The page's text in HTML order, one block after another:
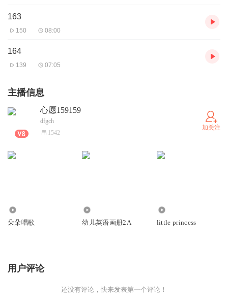
163
150 08:00
164
139 07:05
主播信息
心愿159159
dfgch
1542
加关注
朵朵唱歌 幼儿英语画册2A little princess
用户评论
还没有评论，快来发表第一个评论！